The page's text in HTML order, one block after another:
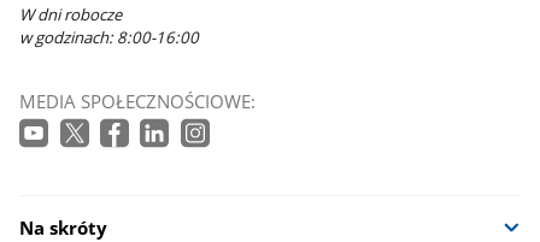
W dni robocze
w godzinach: 8:00-16:00
MEDIA SPOŁECZNOŚCIOWE:
Na skróty